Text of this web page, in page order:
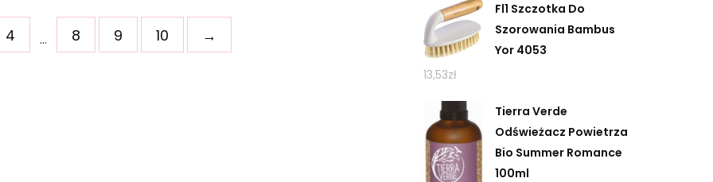
4 … 8 9 10 →
Fl1 Szczotka Do
Szorowania Bambus
Yor 4053
13,53zł
Tierra Verde
Odświeżacz Powietrza
Bio Summer Romance
100ml